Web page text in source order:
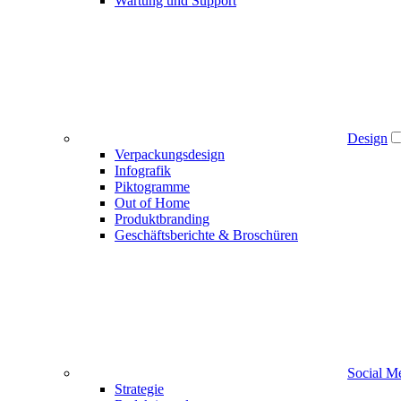
Design
Verpackungsdesign
Infografik
Piktogramme
Out of Home
Produktbranding
Geschäftsberichte & Broschüren
Social
Strategie